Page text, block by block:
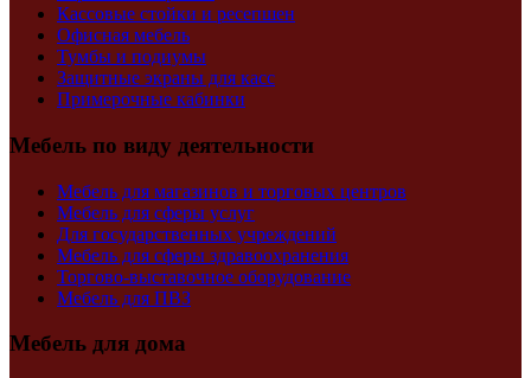
Кассовые стойки и ресепшен
Офисная мебель
Тумбы и подиумы
Защитные экраны для касс
Примерочные кабинки
Мебель по виду деятельности
Мебель для магазинов и торговых центров
Мебель для сферы услуг
Для государственных учреждений
Мебель для сферы здравоохранения
Торгово-выставочное оборудование
Мебель для ПВЗ
Мебель для дома